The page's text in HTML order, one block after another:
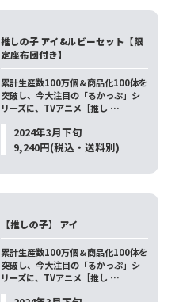
推しの子 アイ&ルビーセット【限
定座布団付き】
累計生産数100万個＆商品化100体を
突破し、今大注目の「るかっぷ」シ
リーズに、TVアニメ【推し …
2024年3月下旬
9,240円(税込・送料別)
【推しの子】 アイ
累計生産数100万個＆商品化100体を
突破し、今大注目の「るかっぷ」シ
リーズに、TVアニメ【推し …